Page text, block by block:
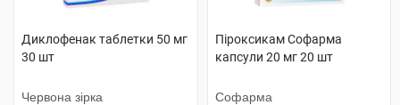
Диклофенак таблетки 50 мг
30 шт
Червона зірка
Піроксикам Софарма
капсули 20 мг 20 шт
Софарма